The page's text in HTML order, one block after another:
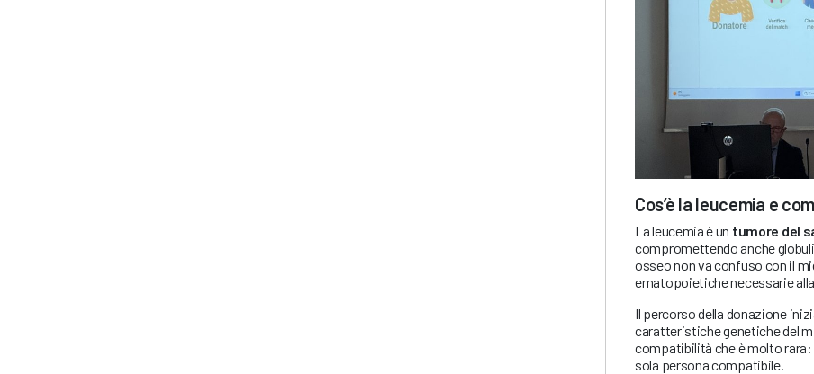
Cos’è la leucemia e
La leucemia è un tumore del
compromettendo anche
osseo non va confuso con il
ematopoietiche necessarie
Il percorso della donazione
caratteristiche genetiche del
compatibilità che è molto rara:
sola persona compatibile.